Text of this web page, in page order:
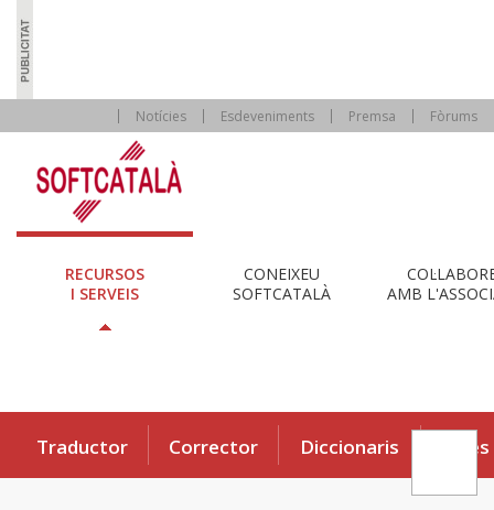
Notícies Esdeveniments Premsa Fòrums
RECURSOS
I SERVEIS
CONEIXEU
SOFTCATALÀ
AMB
Traductor Corrector Diccionaris Eines